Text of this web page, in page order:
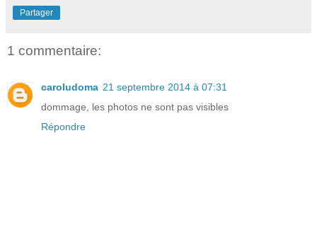
Partager
1 commentaire:
caroludoma 21 septembre 2014 à 07:31
dommage, les photos ne sont pas visibles
Répondre